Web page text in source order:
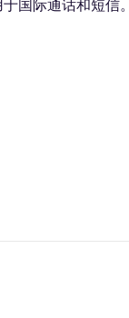
国际通话和短信